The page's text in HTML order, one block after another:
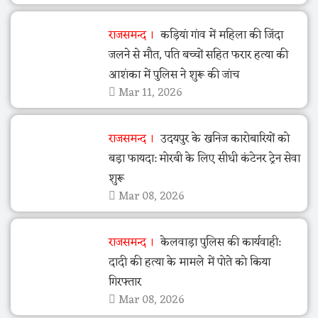
राजसमन्द
कड़ियां गांव में महिला की जिंदा
जलने से मौत, पति बच्चों सहित फरार हत्या की
आशंका में पुलिस ने शुरू की जांच
Mar 11, 2026
राजसमन्द
उदयपुर के खनिज कारोबारियों को
बड़ा फायदा: मोरबी के लिए सीधी कंटेनर ट्रेन सेवा
शुरू
Mar 08, 2026
राजसमन्द
केलवाड़ा पुलिस की कार्यवाही:
दादी की हत्या के मामले में पोते को किया
गिरफ्तार
Mar 08, 2026